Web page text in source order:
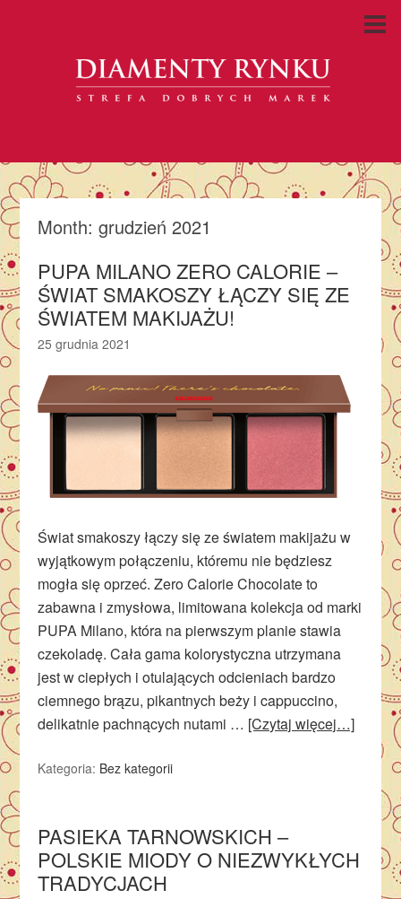
Month:grudzień 2021
PUPA MILANO ZERO CALORIE –
ŚWIAT SMAKOSZY ŁĄCZY SIĘ ZE
ŚWIATEM MAKIJAŻU!
25 grudnia 2021
Świat smakoszy łączy się ze światem makijażu w
wyjątkowym połączeniu, któremu nie będziesz
mogła się oprzeć. Zero Calorie Chocolate to
zabawna i zmysłowa, limitowana kolekcja od marki
PUPA Milano, która na pierwszym planie stawia
czekoladę. Cała gama kolorystyczna utrzymana
jest w ciepłych i otulających odcieniach bardzo
ciemnego brązu, pikantnych beży i cappuccino,
delikatnie pachnących nutami … [Czytaj więcej…]
Kategoria: Bez kategorii
PASIEKA TARNOWSKICH –
POLSKIE MIODY O NIEZWYKŁYCH
TRADYCJACH